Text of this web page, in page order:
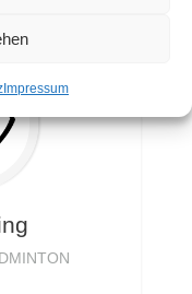
Impressum